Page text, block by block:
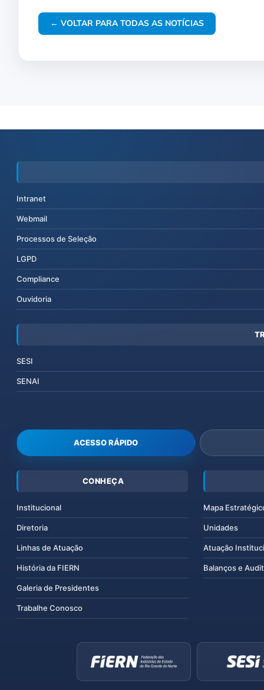
← VOLTAR PARA TODAS AS NOTÍCIAS
Intranet
Webmail
Processos de Seleção
LGPD
Compliance
Ouvidoria
SESI
SENAI
ACESSO RÁPIDO
CONHEÇA
Institucional
Diretoria
Linhas de Atuação
História da FIERN
Galeria de Presidentes
Trabalhe Conosco
Mapa
Unidades
Atuação
Balanços e